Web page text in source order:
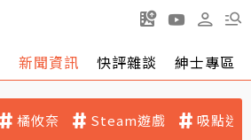
新聞資訊 快評雜談 紳士專區
橘攸奈 Steam遊戲 吸點迷